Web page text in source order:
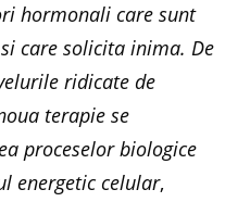
hormonali care sunt
care solicita inima. De
ridicate de
terapie se
proceselor biologice
energetic celular,